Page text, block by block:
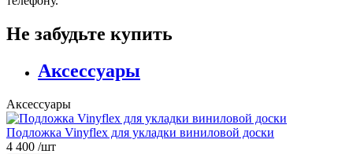
Не забудьте купить
Аксессуары
Аксессуары
Подложка Vinyflex для укладки виниловой доски
4 400 /шт